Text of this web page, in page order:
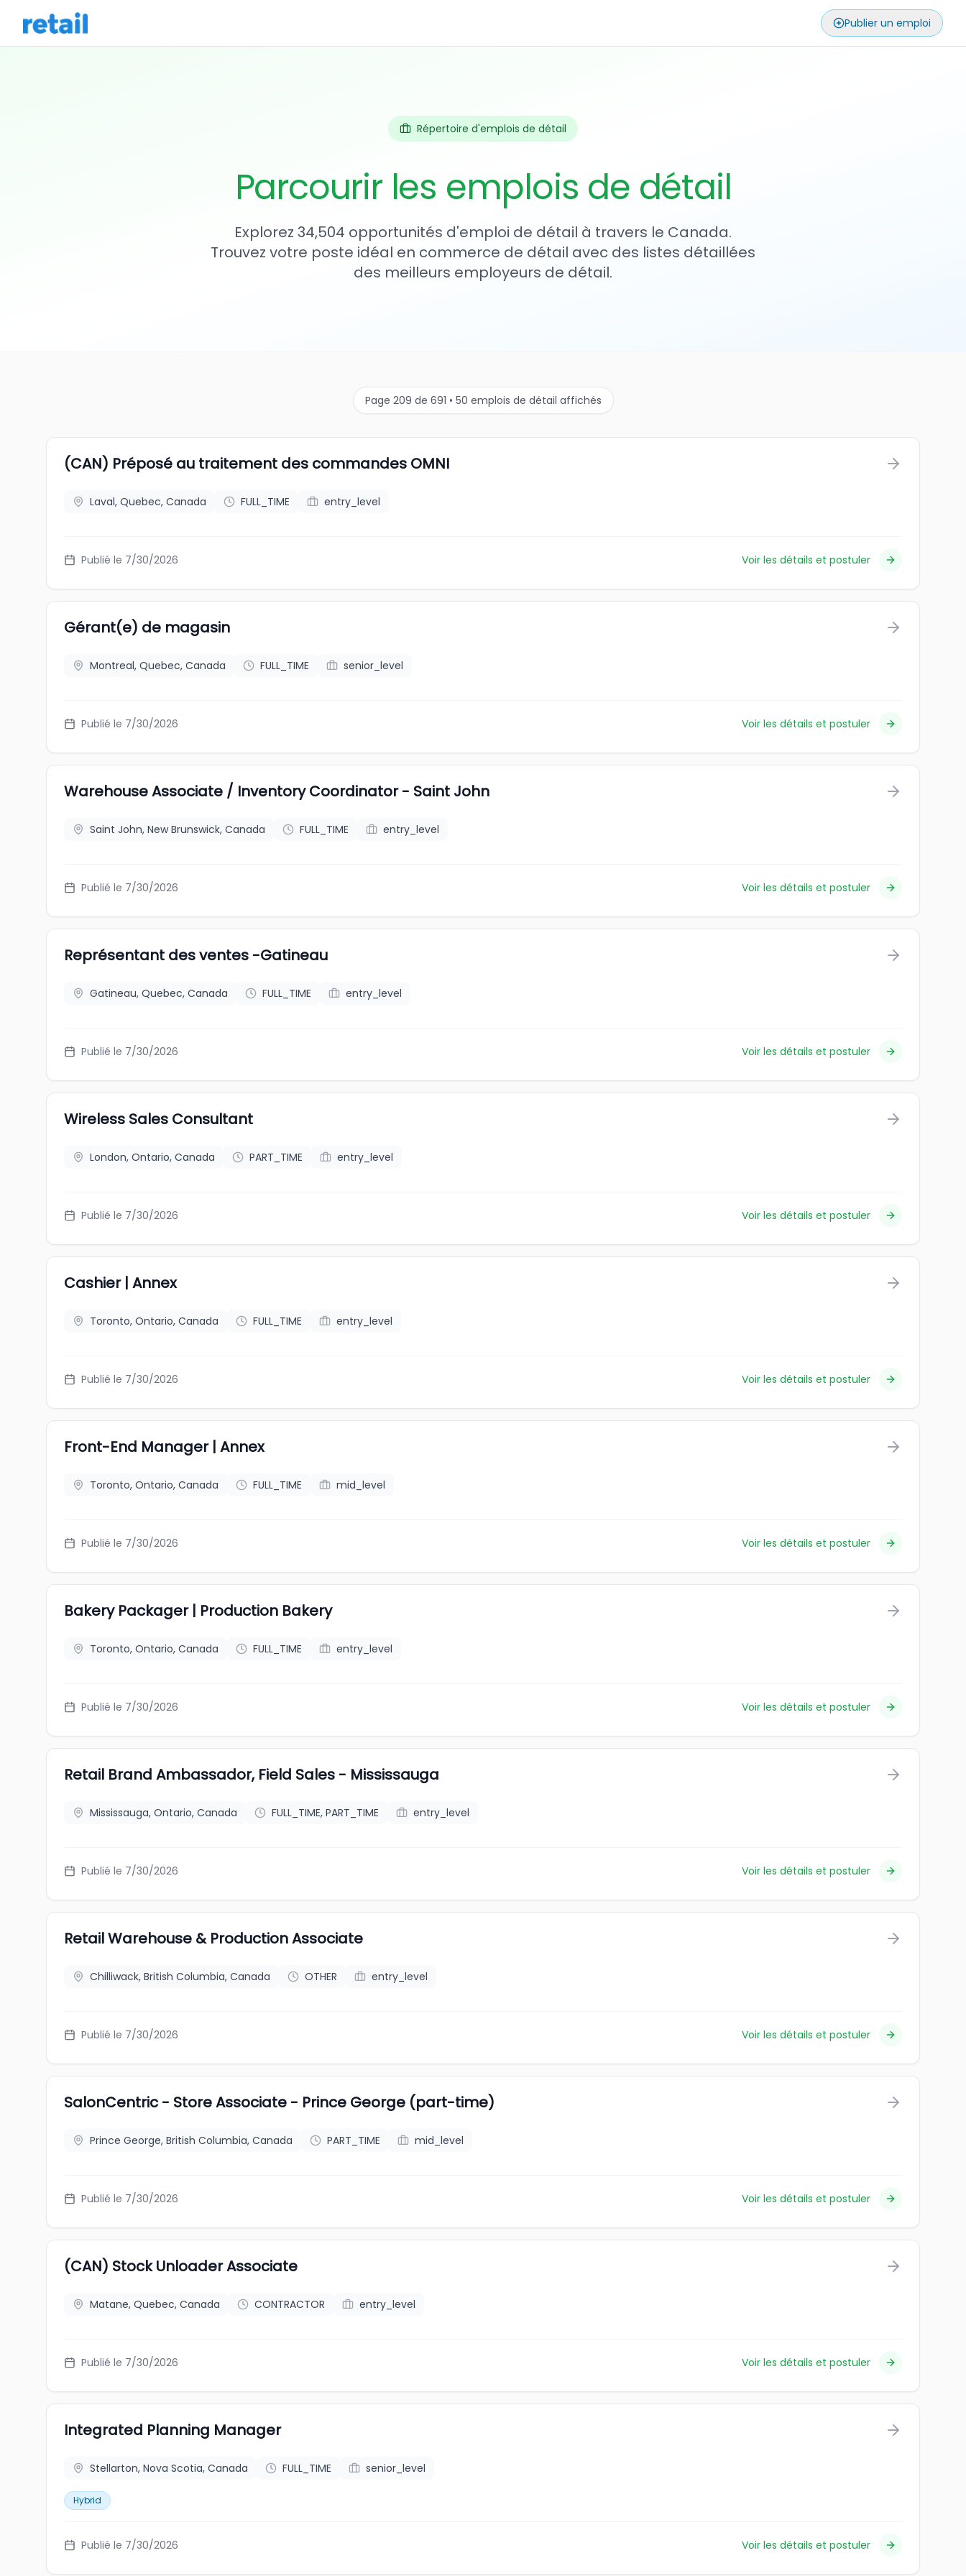
Publier un emploi
Répertoire d'emplois de détail
Parcourir les emplois de détail
Explorez 34,504 opportunités d'emploi de détail à travers le Canada.
Trouvez votre poste idéal en commerce de détail avec des listes détaillées
des meilleurs employeurs de détail.
Page 209 de 691 • 50 emplois de détail affichés
(CAN) Préposé au traitement des commandes OMNI
Laval, Quebec, Canada FULL_TIME entry_level
Publié le 7/30/2026 Voir les détails et postuler
Gérant(e) de magasin
Montreal, Quebec, Canada FULL_TIME senior_level
Publié le 7/30/2026 Voir les détails et postuler
Warehouse Associate / Inventory Coordinator - Saint John
Saint John, New Brunswick, Canada FULL_TIME entry_level
Publié le 7/30/2026 Voir les détails et postuler
Représentant des ventes -Gatineau
Gatineau, Quebec, Canada FULL_TIME entry_level
Publié le 7/30/2026 Voir les détails et postuler
Wireless Sales Consultant
London, Ontario, Canada PART_TIME entry_level
Publié le 7/30/2026 Voir les détails et postuler
Cashier | Annex
Toronto, Ontario, Canada FULL_TIME entry_level
Publié le 7/30/2026 Voir les détails et postuler
Front-End Manager | Annex
Toronto, Ontario, Canada FULL_TIME mid_level
Publié le 7/30/2026 Voir les détails et postuler
Bakery Packager | Production Bakery
Toronto, Ontario, Canada FULL_TIME entry_level
Publié le 7/30/2026 Voir les détails et postuler
Retail Brand Ambassador, Field Sales - Mississauga
Mississauga, Ontario, Canada FULL_TIME, PART_TIME entry_level
Publié le 7/30/2026 Voir les détails et postuler
Retail Warehouse & Production Associate
Chilliwack, British Columbia, Canada OTHER entry_level
Publié le 7/30/2026 Voir les détails et postuler
SalonCentric - Store Associate - Prince George (part-time)
Prince George, British Columbia, Canada PART_TIME mid_level
Publié le 7/30/2026 Voir les détails et postuler
(CAN) Stock Unloader Associate
Matane, Quebec, Canada CONTRACTOR entry_level
Publié le 7/30/2026 Voir les détails et postuler
Integrated Planning Manager
Stellarton, Nova Scotia, Canada FULL_TIME senior_level
Hybrid
Publié le 7/30/2026 Voir les détails et postuler